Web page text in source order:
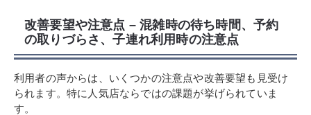
改善要望や注意点 – 混雑時の待ち時間、予約
の取りづらさ、子連れ利用時の注意点
利用者の声からは、いくつかの注意点や改善要望も見受け
られます。特に人気店ならではの課題が挙げられていま
す。